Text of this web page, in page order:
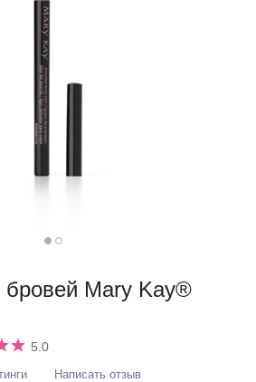
Mary Kay®
5.0
Написать отзыв